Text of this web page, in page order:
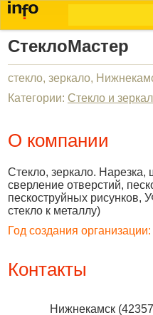
СтеклоМастер
стекло, зеркало,
Категории: Стекло и
О компании
Стекло, зеркало.
сверление отверстий,
пескоструйных рисунков,
стекло к металлу)
Год создания организации:
Контакты
Нижнекамск (